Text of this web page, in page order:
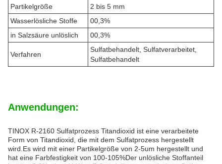
Partikelgröße
2 bis 5 mm
Wasserlösliche Stoffe
00,3%
in Salzsäure unlöslich
00,3%
Verfahren
Sulfatbehandelt, Sulfatverarbeitet,
Sulfatbehandelt
Anwendungen:
TINOX R-2160 Sulfatprozess Titandioxid ist eine verarbeitete
Form von Titandioxid, die mit dem Sulfatprozess hergestellt
wird.Es wird mit einer Partikelgröße von 2-5um hergestellt und
hat eine Farbfestigkeit von 100-105%Der unlösliche Stoffanteil